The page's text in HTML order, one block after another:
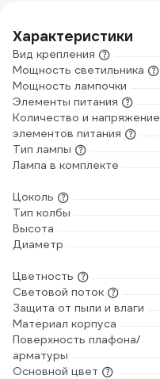
Характеристики
Вид крепления
Мощность светильника
Мощность лампочки
Элементы питания
Количество и напряжение
элементов питания
Тип лампы
Лампа в комплекте
Цоколь
Тип колбы
Высота
Диаметр
Цветность
Световой поток
Защита от пыли и влаги
Материал корпуса
Поверхность плафона/
арматуры
Основной цвет